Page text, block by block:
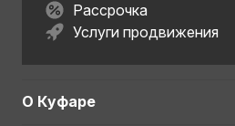
Рассрочка
Услуги продвижения
О Куфаре